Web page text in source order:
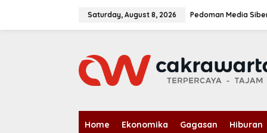
Saturday, August 8, 2026 Pedoman Media
Home Ekonomika Gagasan Hiburan